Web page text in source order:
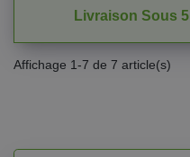
Livraison Sous
Affichage 1-7 de 7 article(s)